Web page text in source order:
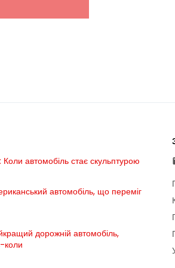
автомобіль стає скульптурою
автомобіль, що переміг
дорожній автомобіль,
коли